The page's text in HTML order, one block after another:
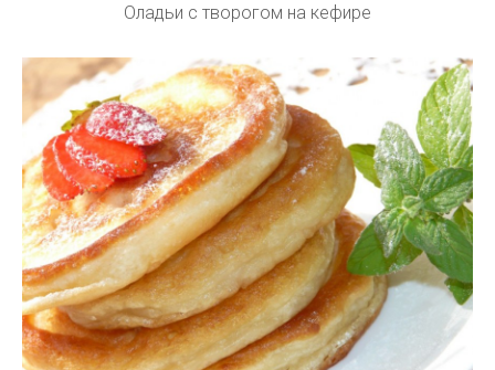
Оладьи с творогом на кефире